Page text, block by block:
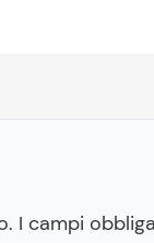
I campi